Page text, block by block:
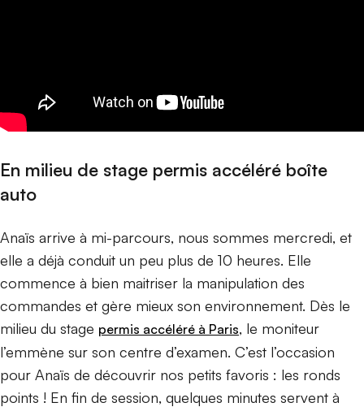
En milieu de stage permis accéléré boîte
auto
Anaïs arrive à mi-parcours, nous sommes mercredi, et
elle a déjà conduit un peu plus de 10 heures. Elle
commence à bien maitriser la manipulation des
commandes et gère mieux son environnement. Dès le
milieu du stage permis accéléré à Paris, le moniteur
l’emmène sur son centre d’examen. C’est l’occasion
pour Anaïs de découvrir nos petits favoris : les ronds
points ! En fin de session, quelques minutes servent à